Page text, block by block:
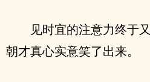
见时宜的注意力终于
朝才真心实意笑了出来。